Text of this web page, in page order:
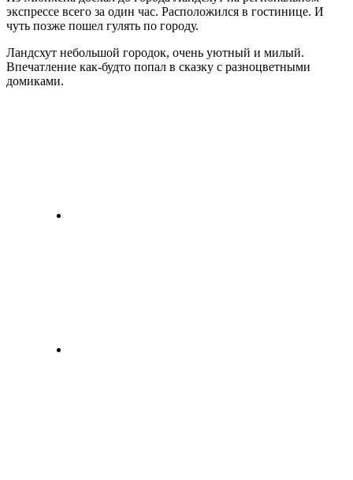
экспрессе всего за один час. Расположился в гостинице. И
чуть позже пошел гулять по городу.
Ландсхут небольшой городок, очень уютный и милый.
Впечатление как-будто попал в сказку с разноцветными
домиками.